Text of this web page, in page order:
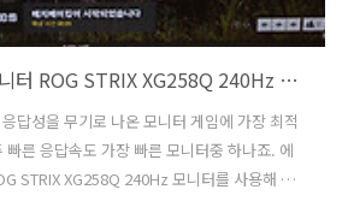
에이수스 게이밍 모니터 ROG STRIX XG258Q 240Hz 모니터
답성을 무기로 나온 모니터 게임에 가장 최적
른 응답속도 가장 빠른 모니터중 하나죠. 에
STRIX XG258Q 240Hz 모니터를 사용해 봤